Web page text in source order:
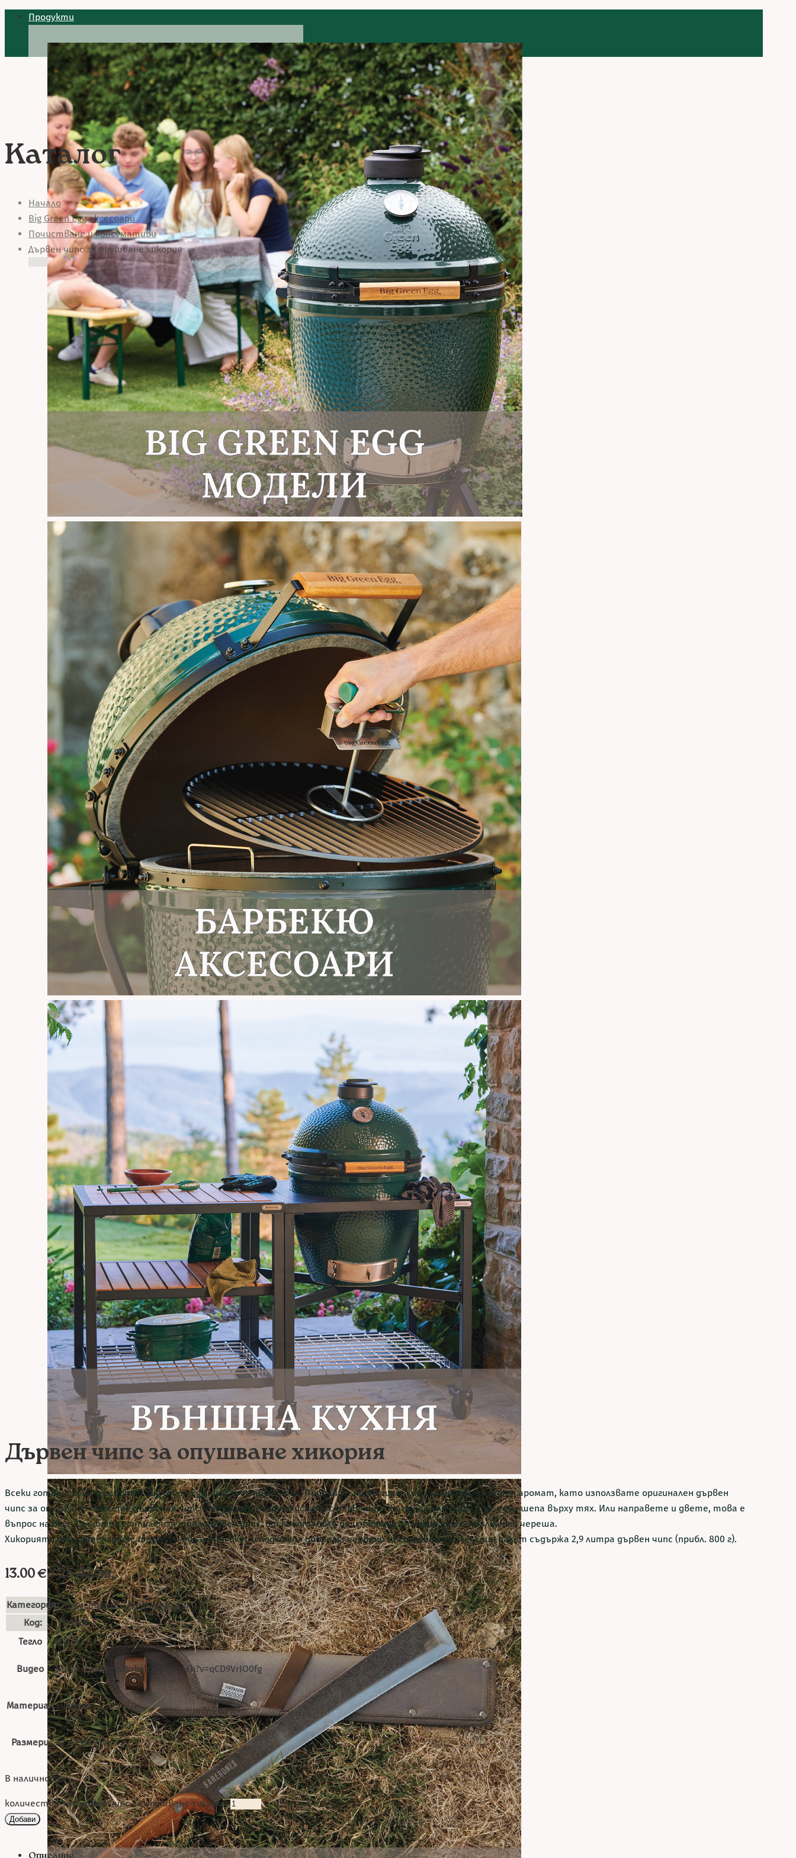
Продукти
Каталог
Начало
Big Green Egg аксесоари
Почистване и консумативи
Дървен чипс за опушване хикория
Дървен чипс за опушване хикория
Всеки готвач, който работи с Big Green Egg, има собствен стил. Придайте на ястията си характерен опушен аромат, като използвате оригинален дървен
чипс за опушване. Смесете дървения чипс (предварително накиснат) с дървените въглища или поръсете една шепа върху тях. Или направете и двете, това е
въпрос на вкус. Същото се отнася за типа дървен чипс, от който може да избирате: хикория, орех, ябълка или череша.
Хикорията има интензивен, опушен и пикантен вкус и подхожда добре на червено месо, пуйка и пиле. Един пакет съдържа 2,9 литра дървен чипс (прибл. 800 г).
13.00€/ 25.43 лв.
Категория: Почистване и консумативи
Код:
113986
Тегло
0.83 кг
Видео https://www.youtube.com/watch?v=qCD9VrIO0fg
Материал хикория
Размери 32 х 21 х 9 см.
В наличност
количество за Дървен чипс за опушване хикория
Добави